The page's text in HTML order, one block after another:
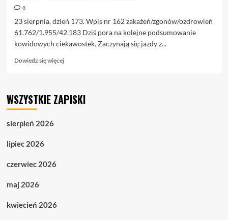
0
23 sierpnia, dzień 173. Wpis nr 162 zakażeń/zgonów/ozdrowień
61.762/1.955/42.183 Dziś pora na kolejne podsumowanie
kowidowych ciekawostek. Zaczynają się jazdy z...
Dowiedz się więcejDowiedz
23.08.
WSZYSTKIE ZAPISKI
sierpień 2026
lipiec 2026
czerwiec 2026
maj 2026
kwiecień 2026